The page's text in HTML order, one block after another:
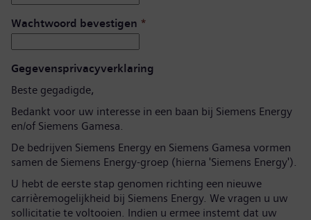
Wachtwoord bevestigen *
Gegevensprivacyverklaring
Beste gegadigde,
Bedankt voor uw interesse in een baan bij Siemens Energy
en/of Siemens Gamesa.
De bedrijven Siemens Energy en Siemens Gamesa vormen
samen de Siemens Energy-groep (hierna 'Siemens Energy').
U hebt de eerste stap genomen richting een nieuwe
carrièremogelijkheid bij Siemens Energy. We vragen u uw
sollicitatie te voltooien. Indien u ermee instemt dat uw